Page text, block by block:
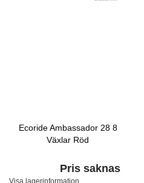
Ecoride Ambassador 28 8
Växlar Röd
Pris saknas
Visa lagerinformation